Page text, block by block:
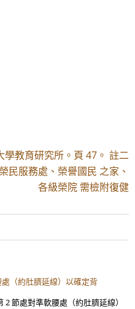
教育研究所。頁 47。 註二
民服務處、榮譽國民 之家、
各級榮院 需檢附復健
（約肚臍延線）以確定背
節處對準軟腰處（約肚臍延線）